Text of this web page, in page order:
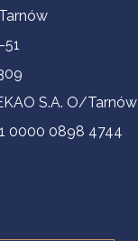
S.A. O/Tarnów
0000 0898 4744